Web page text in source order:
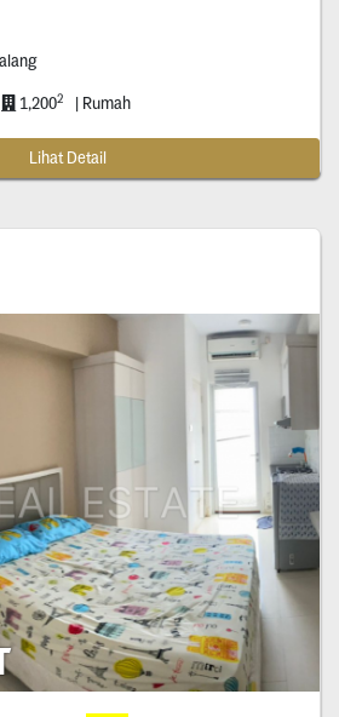
1,2002 | Rumah
Lihat Detail